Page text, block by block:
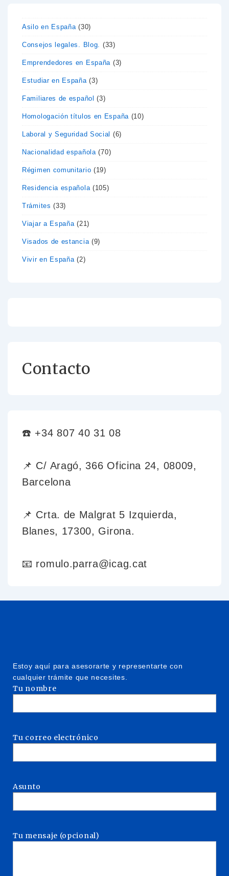
Asilo en España(30)
Consejos legales. Blog. (33)
Emprendedores en España (3)
Estudiar en España(3)
Familiares de español (3)
Homologación títulos en España (10)
Laboral y Seguridad Social (6)
Nacionalidad española(70)
Régimen comunitario (19)
Residencia española(105)
Trámites (33)
Viajar a España(21)
Visados de estancia(9)
Vivir en España(2)
Contacto
☎️ +34 807 40 31 08
📌 C/ Aragó, 366 Oficina 24, 08009,
Barcelona
📌 Crta. de Malgrat 5 Izquierda,
Blanes, 17300, Girona.
📧 romulo.parra@icag.cat
Estoy aquí para asesorarte y representarte con
cualquier trámite que necesites.
Tu nombre
Tu correo electrónico
Asunto
Tu mensaje (opcional)